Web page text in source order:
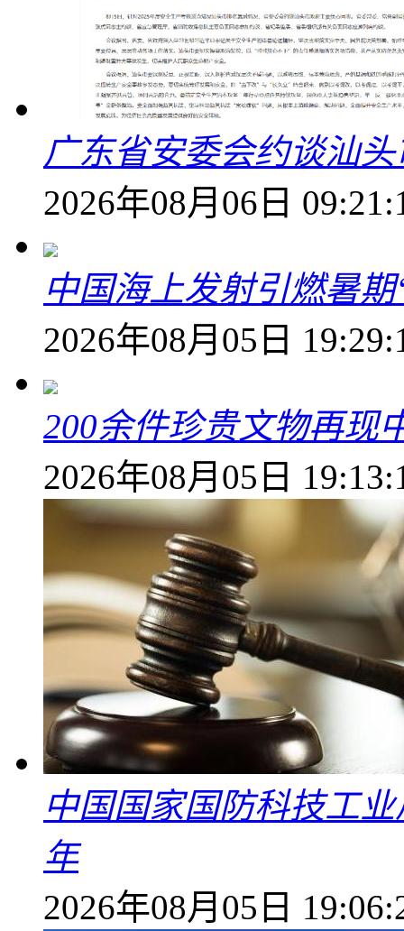
广东省安委会约谈汕
2026年08月06日
中国海上发射引燃暑
2026年08月05日
200余件珍贵文物再现
2026年08月05日
中国国家国防科技工
年
2026年08月05日